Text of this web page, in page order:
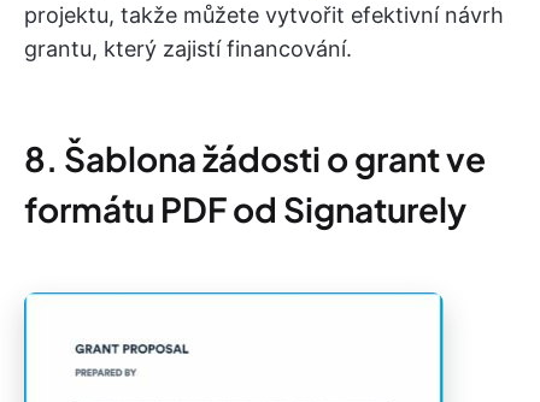
projektu, takže můžete vytvořit efektivní návrh
grantu, který zajistí financování.
8. Šablona žádosti o grant ve
formátu PDF od Signaturely